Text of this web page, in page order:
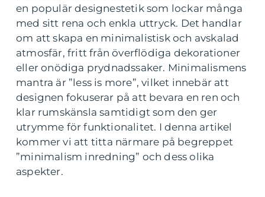
en populär designestetik som lockar många
med sitt rena och enkla uttryck. Det handlar
om att skapa en minimalistisk och avskalad
atmosfär, fritt från överflödiga dekorationer
eller onödiga prydnadssaker. Minimalismens
mantra är ”less is more”, vilket innebär att
designen fokuserar på att bevara en ren och
klar rumskänsla samtidigt som den ger
utrymme för funktionalitet. I denna artikel
kommer vi att titta närmare på begreppet
”minimalism inredning” och dess olika
aspekter.